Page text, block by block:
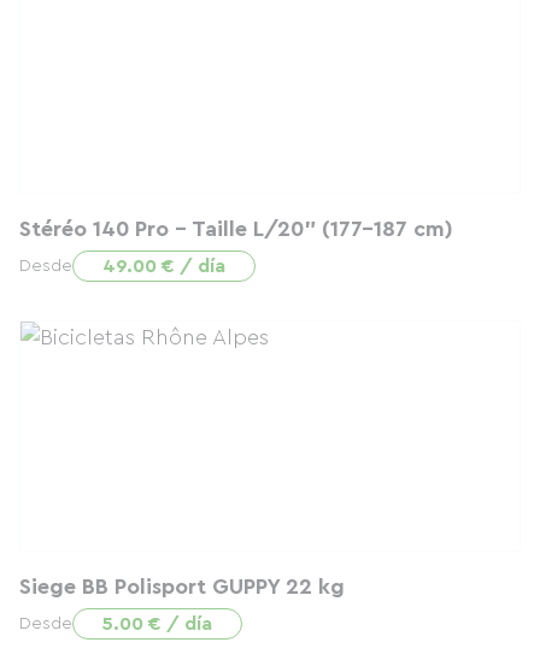
Stéréo 140 Pro - Taille L/20" (177-187 cm)
Desde 49.00 € / día
Siege BB Polisport GUPPY 22 kg
Desde 5.00 € / día